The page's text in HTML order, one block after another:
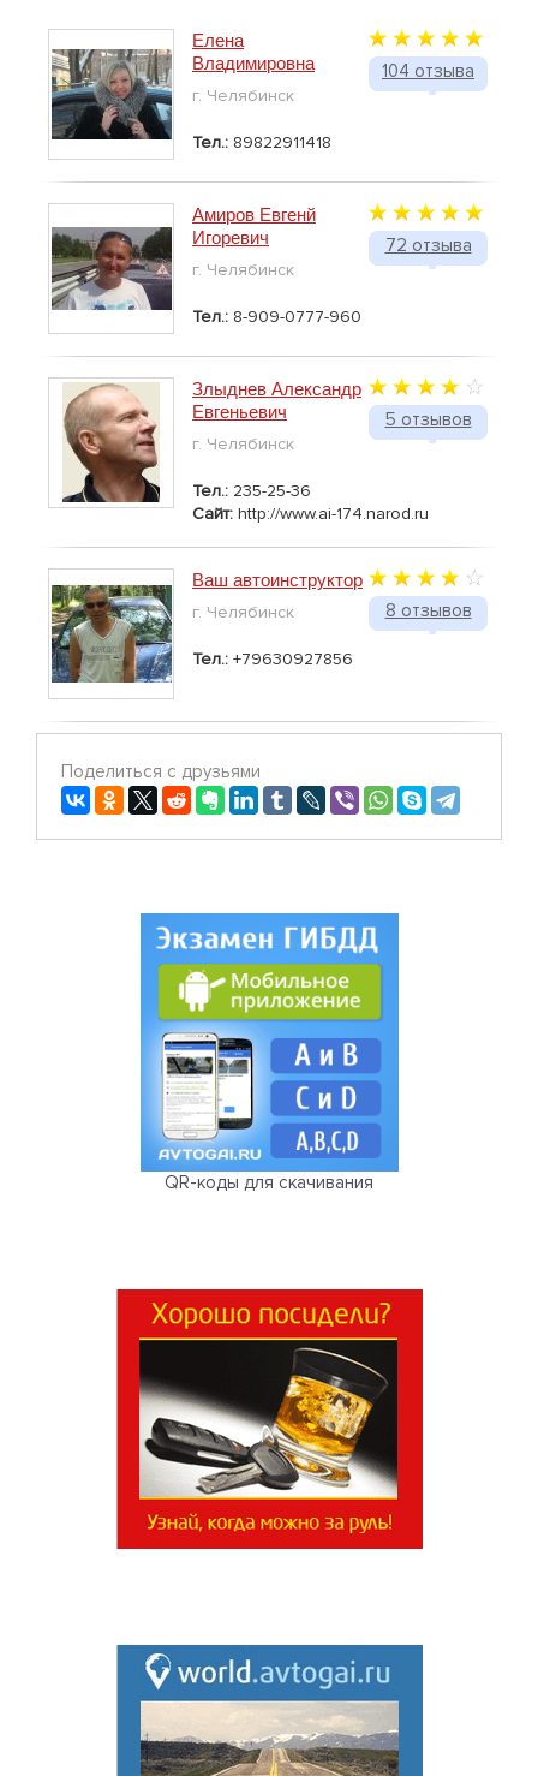
104 отзыва
Елена
Владимировна
г. Челябинск
Тел.: 89822911418
72 отзыва
Амиров Евгенй
Игоревич
г. Челябинск
Тел.: 8-909-0777-960
5 отзывов
Злыднев Александр
Евгеньевич
г. Челябинск
Тел.: 235-25-36
Сайт: http://www.ai-174.narod.ru
8 отзывов
Ваш автоинструктор
г. Челябинск
Тел.: +79630927856
Поделиться с друзьями
QR-коды для скачивания